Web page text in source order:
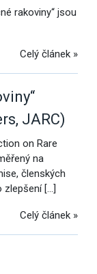
rakoviny“ jsou
Celý článek »
JARC)
on Rare
na
členských
zlepšení […]
Celý článek »